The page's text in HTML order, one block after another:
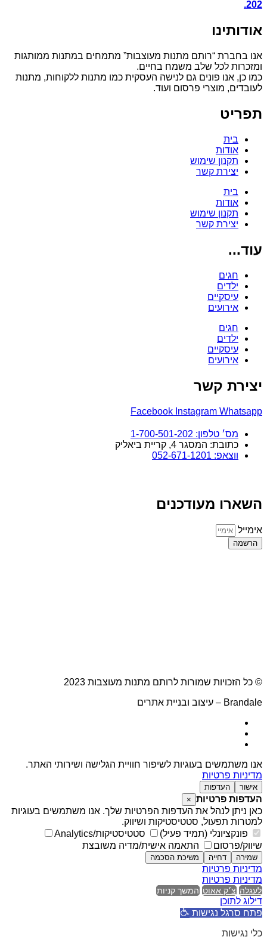
202.
אודותינו
אנו בחברת “רותם מתנות מעוצבות” מתמחים במתנות ממותגות
ומזכרות לכל שלב משמח בחיים.
כמו כן, אנו פונים גם לנישה העסקית כמו מתנות ללקוחות, מתנות
לעובדים, מוצרי פרסום ועוד.
תפריט
בית
אודות
תקנון שימוש
יצירת קשר
בית
אודות
תקנון שימוש
יצירת קשר
עוד...
חגים
ילדים
עיסקיים
אירועים
חגים
ילדים
עיסקיים
אירועים
יצירת קשר
Facebook Instagram Whatsapp
מס׳ טלפון: 1-700-501-202
כתובת: המסגר 4, קריית ביאליק
ווצאפ: 052-671-1201
השארו מעודכנים
אימייל
הרשמה
© כל הזכויות שמורות לרותם מתנות מעוצבות 2023
Brandale – עיצוב ובניית אתרים
אנו משתמשים בעוגיות לשיפור חוויית הגלישה ושירותי האתר.
מדיניות פרטיות
אישור העדפות
העדפות פרטיות ×
כאן ניתן לנהל את העדפות הפרטיות שלך. אנו משתמשים בעוגיות
למטרות תפעול, סטטיסטיקות ושיווק.
פונקציונלי (תמיד פעיל)
סטטיסטיקות/Analytics
שיווק/פרסום
התאמה אישית/מדיה משובצת
שמירה דחייה משיכת הסכמה
מדיניות פרטיות
מדיניות פרטיות
לעגלה צ׳ק אאוט המשך קניות
דילוג לתוכן
פתח סרגל נגישות
כלי נגישות